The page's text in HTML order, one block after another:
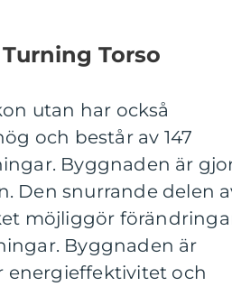
Torso
utan har också
och består av 147
Byggnaden är
Den snurrande delen
möjliggör
Byggnaden är
energieffektivitet och